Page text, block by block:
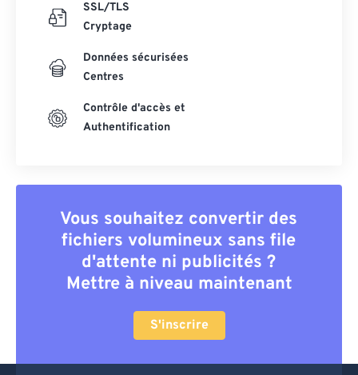
SSL/TLS
Cryptage
Données sécurisées
Centres
Contrôle d'accès et
Authentification
Vous souhaitez convertir des
fichiers volumineux sans file
d'attente ni publicités ?
Mettre à niveau maintenant
S'inscrire